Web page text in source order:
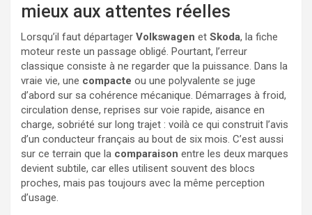
mieux aux attentes réelles
Lorsqu’il faut départager Volkswagen et Skoda, la fiche
moteur reste un passage obligé. Pourtant, l’erreur
classique consiste à ne regarder que la puissance. Dans la
vraie vie, une compacte ou une polyvalente se juge
d’abord sur sa cohérence mécanique. Démarrages à froid,
circulation dense, reprises sur voie rapide, aisance en
charge, sobriété sur long trajet : voilà ce qui construit l’avis
d’un conducteur français au bout de six mois. C’est aussi
sur ce terrain que la comparaison entre les deux marques
devient subtile, car elles utilisent souvent des blocs
proches, mais pas toujours avec la même perception
d’usage.